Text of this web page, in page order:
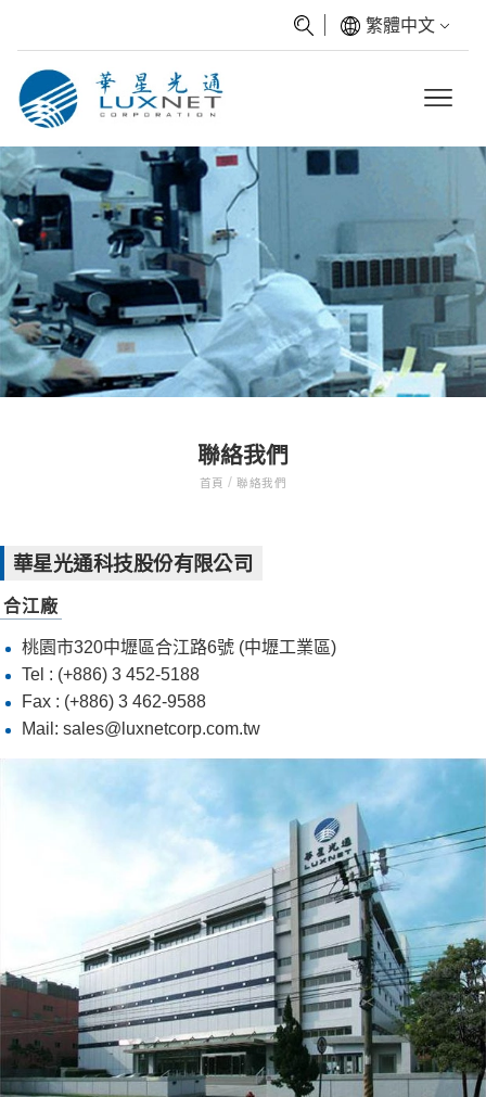
繁體中文
聯絡我們
首頁/ 聯絡我們
華星光通科技股份有限公司
合江廠
桃園市320中壢區合江路6號 (中壢工業區)
Tel : (+886) 3 452-5188
Fax : (+886) 3 462-9588
Mail: sales@luxnetcorp.com.tw